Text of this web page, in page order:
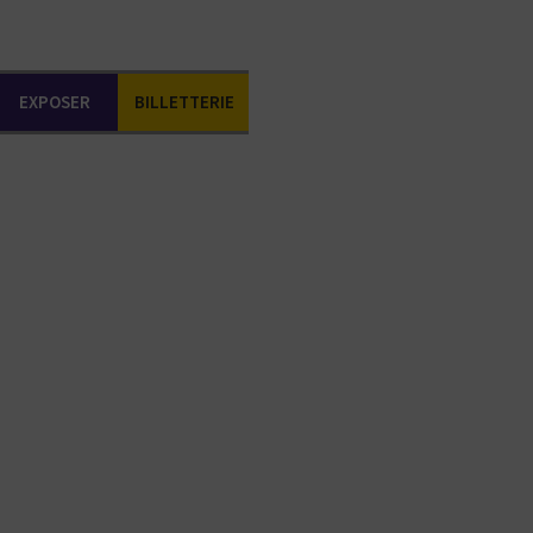
EXPOSER BILLETTERIE